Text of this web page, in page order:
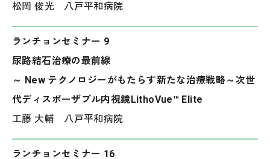
松岡 俊光 八戸平和病院
ランチョンセミナー 9
尿路結石治療の最前線
～ New テクノロジーがもたらす新たな治療戦略～次世
代ディスポーザブル内視鏡LithoVue™ Elite
工藤 大輔 八戸平和病院
ランチョンセミナー 16